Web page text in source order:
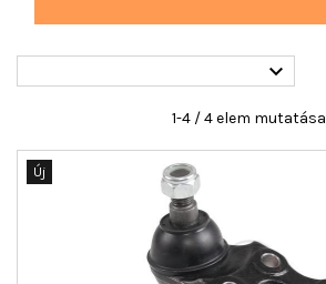

1-4 / 4 elem mutatása
Új